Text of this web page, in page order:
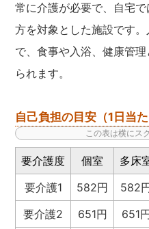
常に介護が必要で、自宅
方を対象とした施設です
で、食事や入浴、健康管
られます。
自己負担の目安（1日当た
要介護度 個室 多床
要介護1
582円 582
要介護2
651円 651円